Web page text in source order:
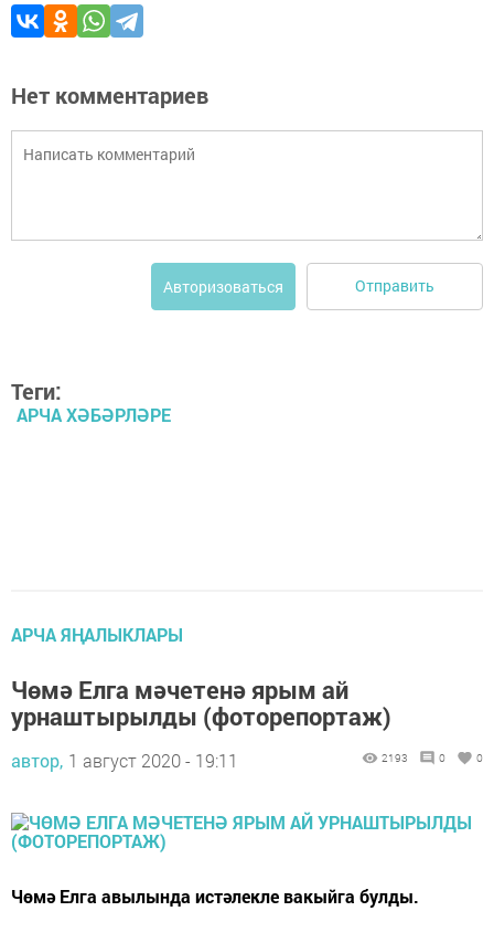
Нет комментариев
Авторизоваться Отправить
Теги:
АРЧА ХӘБӘРЛӘРЕ
АРЧА ЯҢАЛЫКЛАРЫ
Чөмә Елга мәчетенә ярым ай
урнаштырылды (фоторепортаж)
автор, 1 август 2020 - 19:11 2193 0 0
Чөмә Елга авылында истәлекле вакыйга булды.